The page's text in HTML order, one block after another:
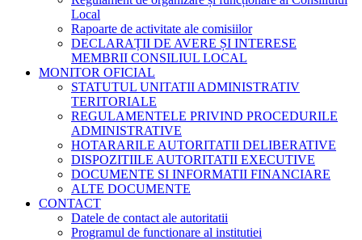
Local
Rapoarte de activitate ale comisiilor
DECLARAȚII DE AVERE ȘI INTERESE
MEMBRII CONSILIUL LOCAL
MONITOR OFICIAL
STATUTUL UNITATII ADMINISTRATIV
TERITORIALE
REGULAMENTELE PRIVIND PROCEDURILE
ADMINISTRATIVE
HOTARARILE AUTORITATII DELIBERATIVE
DISPOZITIILE AUTORITATII EXECUTIVE
DOCUMENTE SI INFORMATII FINANCIARE
ALTE DOCUMENTE
CONTACT
Datele de contact ale autoritatii
Programul de functionare al institutiei